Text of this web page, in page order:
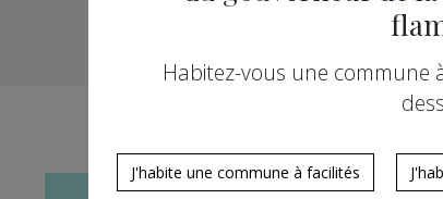
Habitez-vous une commune
J'habite une commune à facilités